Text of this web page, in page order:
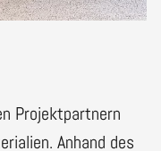
Projektpartnern
Anhand des